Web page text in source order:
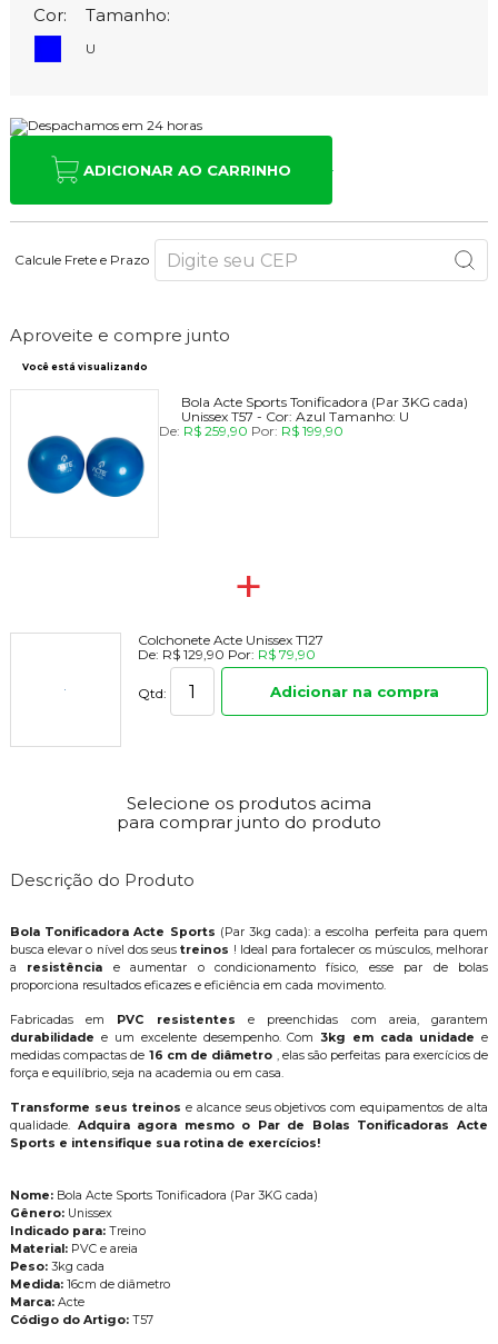
Cor: Tamanho:
U
ADICIONAR AO CARRINHO
Calcule Frete e Prazo
Aproveite e compre junto
Você está visualizando
Bola Acte Sports Tonificadora (Par 3KG cada)
Unissex T57 - Cor: Azul Tamanho: U
De: R$ 259,90 Por: R$ 199,90
+
Colchonete Acte Unissex T127
De: R$ 129,90 Por: R$ 79,90
Qtd: Adicionar na compra
Selecione os produtos acima
para comprar junto do produto
Descrição do Produto
Bola Tonificadora Acte Sports (Par 3kg cada): a escolha perfeita para quem
busca elevar o nível dos seustreinos ! Ideal para fortalecer os músculos, melhorar
a resistência e aumentar o condicionamento físico, esse par de bolas
proporciona resultados eficazes e eficiência em cada movimento.
Fabricadas em PVC resistentes e preenchidas com areia, garantem
durabilidade e um excelente desempenho. Com 3kg em cada unidade e
medidas compactas de 16 cm de diâmetro , elas são perfeitas para exercícios de
força e equilíbrio, seja na academia ou em casa.
Transforme seus treinos e alcance seus objetivos com equipamentos de alta
qualidade. Adquira agora mesmo o Par de Bolas Tonificadoras Acte
Sports e intensifique sua rotina de exercícios!
Nome: Bola Acte Sports Tonificadora (Par 3KG cada)
Gênero: Unissex
Indicado para: Treino
Material: PVC e areia
Peso: 3kg cada
Medida: 16cm de diâmetro
Marca: Acte
Código do Artigo: T57